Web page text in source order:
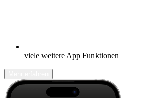
viele weitere App Funktionen